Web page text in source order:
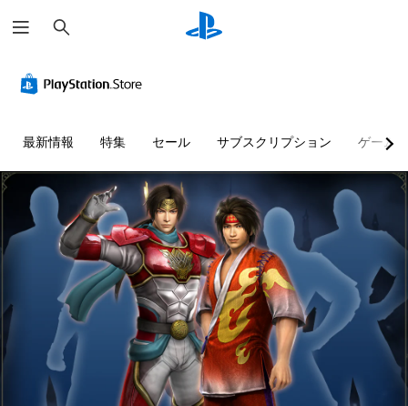
索
最新情報 特集 セール サブスクリプション ゲーム